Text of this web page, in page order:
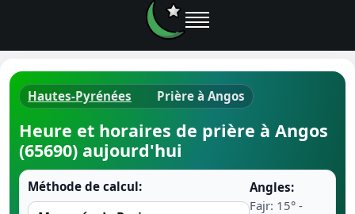
Ramadan
Hautes-Pyrénées Prière à Angos
Heure et horaires de prière à Angos
(65690) aujourd'hui
Méthode de calcul:
Angles:
Fajr: 15° -